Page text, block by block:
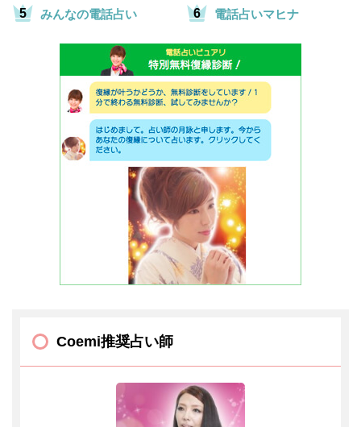
みんなの電話占い 電話占いマヒナ
Coemi推奨占い師